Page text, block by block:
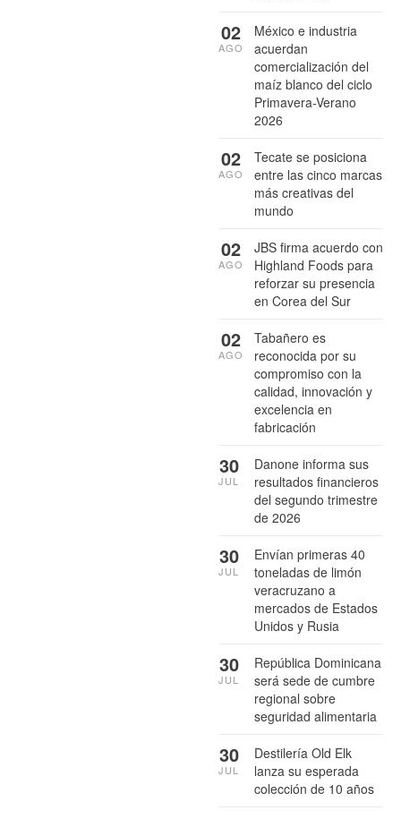
México e industria
acuerdan
comercialización del
maíz blanco del ciclo
Primavera-Verano
2026
02
AGO
Tecate se posiciona
entre las cinco marcas
más creativas del
mundo
02
AGO
JBS firma acuerdo con
Highland Foods para
reforzar su presencia
en Corea del Sur
02
AGO
Tabañero es
reconocida por su
compromiso con la
calidad, innovación y
excelencia en
fabricación
02
AGO
Danone informa sus
resultados financieros
del segundo trimestre
de 2026
30
JUL
Envían primeras 40
toneladas de limón
veracruzano a
mercados de Estados
Unidos y Rusia
30
JUL
República Dominicana
será sede de cumbre
regional sobre
seguridad alimentaria
30
JUL
Destilería Old Elk
lanza su esperada
colección de 10 años
30
JUL